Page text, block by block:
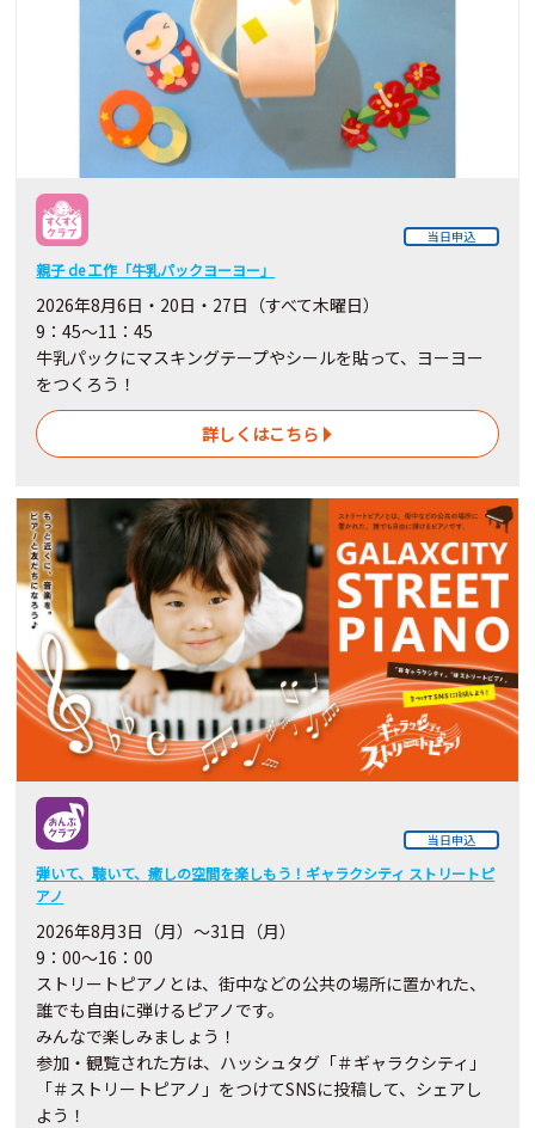
当日申込
親子 de 工作「牛乳パックヨーヨー」
2026年8月6日・20日・27日（すべて木曜日）
9：45～11：45
牛乳パックにマスキングテープやシールを貼って、ヨーヨー
をつくろう！
詳しくはこちら
当日申込
弾いて、聴いて、癒しの空間を楽しもう！ギャラクシティ ストリートピ
アノ
2026年8月3日（月）～31日（月）
9：00～16：00
ストリートピアノとは、街中などの公共の場所に置かれた、
誰でも自由に弾けるピアノです。
みんなで楽しみましょう！
参加・観覧された方は、ハッシュタグ「＃ギャラクシティ」
「＃ストリートピアノ」をつけてSNSに投稿して、シェアし
よう！